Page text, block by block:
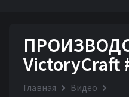
VictoryCraft
Главная
Видео